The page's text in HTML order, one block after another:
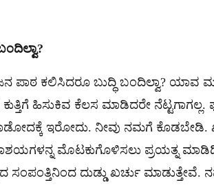
?
ಪಾಠ ಕಲಿಸಿದರೂ ಬುದ್ಧಿ ಬಂದಿಲ್ವಾ? ಯಾವ
ಹಿಸುಕಿವ ಕೆಲಸ ಮಾಡಿದರೇ
ಇರೋದು. ನೀವು ನಮಗೆ ಕೊಡಬೇಡಿ.
ಮೊಟಕುಗೊಳಿಸಲು ಪ್ರಯತ್ನ
ಸಂಪಂತ್ತಿನಿಂದ ದುಡ್ಡು ಖರ್ಚು